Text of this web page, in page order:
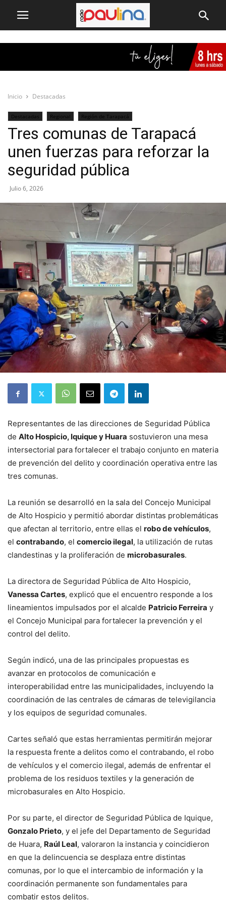
Inicio Destacadas
Destacadas Regional Región de Tarapacá
Tres comunas de Tarapacá
unen fuerzas para reforzar la
seguridad pública
Julio 6, 2026
Representantes de las direcciones de Seguridad Pública
de Alto Hospicio, Iquique y Huara sostuvieron una mesa
intersectorial para fortalecer el trabajo conjunto en materia
de prevención del delito y coordinación operativa entre las
tres comunas.
La reunión se desarrolló en la sala del Concejo Municipal
de Alto Hospicio y permitió abordar distintas problemáticas
que afectan al territorio, entre ellas el robo de vehículos,
el contrabando, el comercio ilegal, la utilización de rutas
clandestinas y la proliferación de microbasurales.
La directora de Seguridad Pública de Alto Hospicio,
Vanessa Cartes, explicó que el encuentro responde a los
lineamientos impulsados por el alcalde Patricio Ferreira y
el Concejo Municipal para fortalecer la prevención y el
control del delito.
Según indicó, una de las principales propuestas es
avanzar en protocolos de comunicación e
interoperabilidad entre las municipalidades, incluyendo la
coordinación de las centrales de cámaras de televigilancia
y los equipos de seguridad comunales.
Cartes señaló que estas herramientas permitirán mejorar
la respuesta frente a delitos como el contrabando, el robo
de vehículos y el comercio ilegal, además de enfrentar el
problema de los residuos textiles y la generación de
microbasurales en Alto Hospicio.
Por su parte, el director de Seguridad Pública de Iquique,
Gonzalo Prieto, y el jefe del Departamento de Seguridad
de Huara, Raúl Leal, valoraron la instancia y coincidieron
en que la delincuencia se desplaza entre distintas
comunas, por lo que el intercambio de información y la
coordinación permanente son fundamentales para
combatir estos delitos.